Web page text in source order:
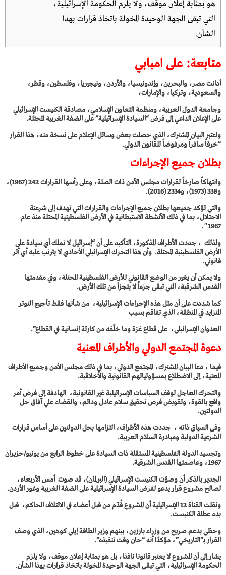
هو بمثابة إعلان موقف، ولا يلزم الحكومة الإسرائيلية،
التي تبقى الجهة الوحيدة المخولة باتخاذ قرارات بهذا
الشأن.
متابعة: على امبابي
أدانت مصر، والبحرين، وإندونيسيا، والأردن، ونيجيريا، وفلسطين، وقطر،
والسعودية، وتركيا، والإمارات،
وجامعة الدول العربية، ومنظمة التعاون الإسلامي، مصادقة الكنيست الإسرائيلي
على الإعلان الداعي إلى فرض “السيادة الإسرائيلية” على الضفة الغربية المحتلة.
واعتبر البيان المشترك، الذي حصلت بعض وسائل الإعلام على نسخة منه، هذا القرار
“خرقاً سافراً ومرفوضاً للقانون الدولي.
بطلان جميع الإجراءات
وانتهاكاً صارخاً لقرارات مجلس الأمن ذات الصلة، وعلى رأسها القرارات 242 (1967)،
و338 (1973)، و2334 (2016).
والتي تؤكد جميعها بطلان جميع الإجراءات والقرارات التي تهدف إلى شرعنة
الاحتلال، بما في ذلك الأنشطة الاستيطانية في الأرض الفلسطينية المحتلة منذ عام
1967″.
ولذلك ، جددت الأطراف المذكورة، التأكيد على أن “إسرائيل لا تملك أي سيادة على
الأرض الفلسطينية المحتلة. وأن هذا التحرك الإسرائيلي الأحادي لا يترتب عليه أي أثر
قانوني.
ولا يمكن أن يغير من الوضع القانوني للأرض الفلسطينية المحتلة، وفي مقدمتها
القدس الشرقية، التي تبقى جزءاً لا يتجزأ من تلك الأرض.
كما شددت على أن مثل هذه الإجراءات الإسرائيلية، من شأنها فقط تأجيج التوتر
المتزايد في المنطقة، الذي تفاقم بسبب
العدوان الإسرائيلي، على قطاع غزة وما خلّفه من كارثة إنسانية في القطاع”.
دعوة المجتمع الدولي والأطراف المعنية
فيما ، دعا البيان المشترك، المجتمع الدولي، بما في ذلك مجلس الأمن وجميع الأطراف
المعنية، إلى الاضطلاع بمسؤولياتهم القانونية والأخلاقية.
والتحرك العاجل لوقف السياسات الإسرائيلية غير القانونية، الهادفة إلى فرض أمر
واقع بالقوة، وتقويض فرص تحقيق سلام عادل ودائم، والقضاء علي آفاق حل
الدولتين.
وفى السياق ذاته ، جددت هذه الأطراف، التزامها بحل الدولتين على أساس قرارات
الشرعية الدولية ومبادرة السلام العربية.
وتجسيد الدولة الفلسطينية المستقلة ذات السيادة على خطوط الرابع من يونيو/حزيران
1967، وعاصمتها القدس الشرقية.
الجدير بالذكر أن وصوّت الكنيست الإسرائيلي (البرلمان)، قد صوت أمس الأربعاء،
لصالح مشروع قرار يدعو لفرض السيادة الإسرائيلية على الضفة الغربية وغور الأردن.
ونقلت القناة 12 الإسرائيلية أن المشروع قُدّم من قبل أعضاء في الائتلاف الحاكم، قبل
بدء عطلة الكنيست.
وحظي بدعم صريح من وزراء بارزين، بينهم وزير الطاقة إيلي كوهين، الذي وصف
القرار بـ”التاريخي”، مؤكدًا أنه “حان وقت تنفيذه”.
يشار إلى أن المشروع لا يعتبر قانونا نافذا، بل هو بمثابة إعلان موقف، ولا يلزم
الحكومة الإسرائيلية، التي تبقى الجهة الوحيدة المخولة باتخاذ قرارات بهذا الشأن.